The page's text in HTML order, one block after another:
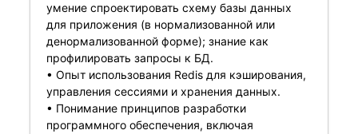
умение спроектировать схему базы данных
для приложения (в нормализованной или
денормализованной форме); знание как
профилировать запросы к БД.
• Опыт использования Redis для кэширования,
управления сессиями и хранения данных.
• Понимание принципов разработки
программного обеспечения, включая